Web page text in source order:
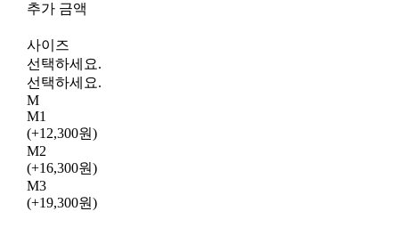
추가 금액
사이즈
선택하세요.
선택하세요.
M
M1
(+12,300원)
M2
(+16,300원)
M3
(+19,300원)